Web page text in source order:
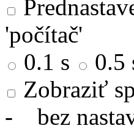
'počítač'
0.1 s
0.5
Zobraziť
- bez